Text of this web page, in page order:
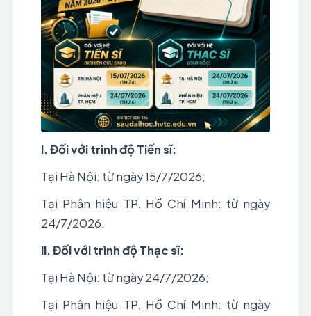
I.Đối với trình độ Tiến sĩ:
Tại Hà Nội: từ ngày 15/7/2026;
Tại Phân hiệu TP. Hồ Chí Minh: từ ngày
24/7/2026.
II.Đối với trình độ Thạc sĩ:
Tại Hà Nội: từ ngày 24/7/2026;
Tại Phân hiệu TP. Hồ Chí Minh: từ ngày